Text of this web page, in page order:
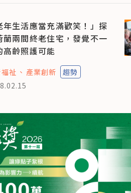
年生活應當充滿歡笑！」探
蘭兩間終老住宅，發覺不一
高齡照護可能
祉 產業創新
趨勢